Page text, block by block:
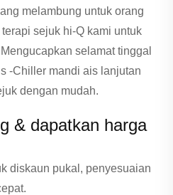
melambung untuk orang
sejuk hi-Q kami untuk
selamat tinggal
-Chiller mandi ais lanjutan
dengan mudah.
& dapatkan harga
diskaun pukal, penyesuaian